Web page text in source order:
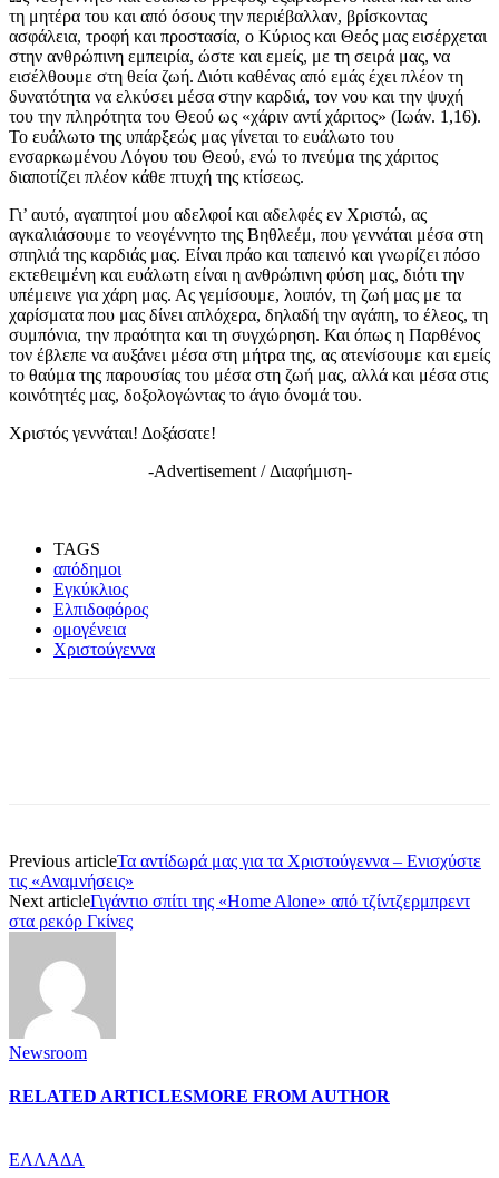
τη μητέρα του και από όσους την περιέβαλλαν, βρίσκοντας
ασφάλεια, τροφή και προστασία, ο Κύριος και Θεός μας εισέρχεται
στην ανθρώπινη εμπειρία, ώστε και εμείς, με τη σειρά μας, να
εισέλθουμε στη θεία ζωή. Διότι καθένας από εμάς έχει πλέον τη
δυνατότητα να ελκύσει μέσα στην καρδιά, τον νου και την ψυχή
του την πληρότητα του Θεού ως «χάριν αντί χάριτος» (Ιωάν. 1,16).
Το ευάλωτο της υπάρξεώς μας γίνεται το ευάλωτο του
ενσαρκωμένου Λόγου του Θεού, ενώ το πνεύμα της χάριτος
διαποτίζει πλέον κάθε πτυχή της κτίσεως.
Γι’ αυτό, αγαπητοί μου αδελφοί και αδελφές εν Χριστώ, ας
αγκαλιάσουμε το νεογέννητο της Βηθλεέμ, που γεννάται μέσα στη
σπηλιά της καρδιάς μας. Είναι πράο και ταπεινό και γνωρίζει πόσο
εκτεθειμένη και ευάλωτη είναι η ανθρώπινη φύση μας, διότι την
υπέμεινε για χάρη μας. Ας γεμίσουμε, λοιπόν, τη ζωή μας με τα
χαρίσματα που μας δίνει απλόχερα, δηλαδή την αγάπη, το έλεος, τη
συμπόνια, την πραότητα και τη συγχώρηση. Και όπως η Παρθένος
τον έβλεπε να αυξάνει μέσα στη μήτρα της, ας ατενίσουμε και εμείς
το θαύμα της παρουσίας του μέσα στη ζωή μας, αλλά και μέσα στις
κοινότητές μας, δοξολογώντας το άγιο όνομά του.
Χριστός γεννάται! Δοξάσατε!
-Advertisement / Διαφήμιση-
TAGS
απόδημοι
Εγκύκλιος
Ελπιδοφόρος
ομογένεια
Χριστούγεννα
Previous articleΤα αντίδωρά μας για τα Χριστούγεννα – Ενισχύστε
τις «Αναμνήσεις»
Next articleΓιγάντιο σπίτι της «Home Alone» από τζίντζερμπρεντ
στα ρεκόρ Γκίνες
Newsroom
RELATED ARTICLESMORE FROM AUTHOR
ΕΛΛΑΔΑ